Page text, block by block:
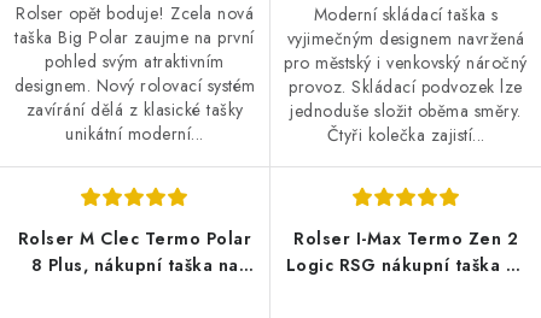
Rolser opět boduje! Zcela nová
taška Big Polar zaujme na první
pohled svým atraktivním
designem. Nový rolovací systém
zavírání dělá z klasické tašky
unikátní moderní...
Moderní skládací taška s
vyjimečným designem navržená
pro městský i venkovský náročný
provoz. Skládací podvozek lze
jednoduše složit oběma směry.
Čtyři kolečka zajistí...
Rolser M Clec Termo Polar
8 Plus, nákupní taška na
Rolser I-Max Termo Zen 2
Logic RSG nákupní taška na